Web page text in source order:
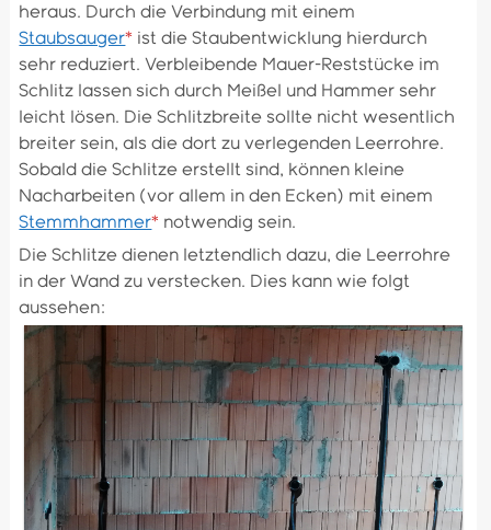
heraus. Durch die Verbindung mit einem
Staubsauger* ist die Staubentwicklung hierdurch
sehr reduziert. Verbleibende Mauer-Reststücke im
Schlitz lassen sich durch Meißel und Hammer sehr
leicht lösen. Die Schlitzbreite sollte nicht wesentlich
breiter sein, als die dort zu verlegenden Leerrohre.
Sobald die Schlitze erstellt sind, können kleine
Nacharbeiten (vor allem in den Ecken) mit einem
Stemmhammer* notwendig sein.
Die Schlitze dienen letztendlich dazu, die Leerrohre
in der Wand zu verstecken. Dies kann wie folgt
aussehen: